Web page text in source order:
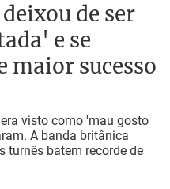
de ser
e se
maior sucesso
visto como 'mau gosto
A banda britânica
turnês batem recorde de